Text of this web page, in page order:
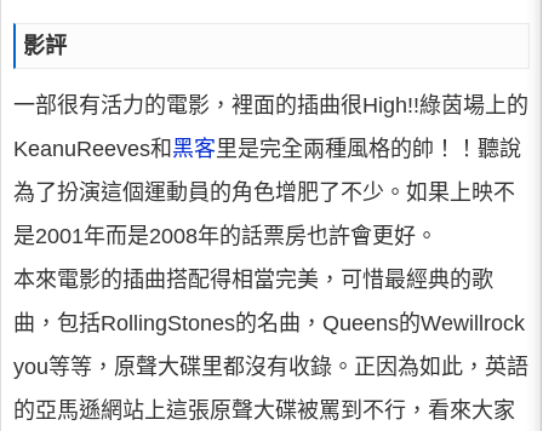
影評
一部很有活力的電影，裡面的插曲很High!!綠茵場上的
KeanuReeves和 黑客里是完全兩種風格的帥！！聽說
為了扮演這個運動員的角色增肥了不少。如果上映不
是2001年而是2008年的話票房也許會更好。
本來電影的插曲搭配得相當完美，可惜最經典的歌
曲，包括RollingStones的名曲，Queens的Wewillrock
you等等，原聲大碟里都沒有收錄。正因為如此，英語
的亞馬遜網站上這張原聲大碟被罵到不行，看來大家